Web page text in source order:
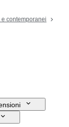
contemporanei